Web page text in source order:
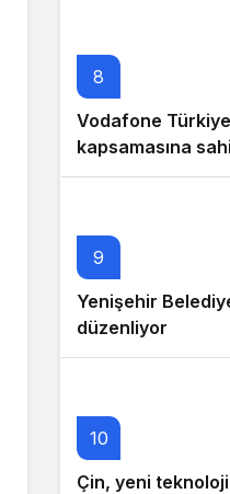
8
Vodafone
kapsamasına
9
Yenişehir
düzenliyor
10
Çin, yeni